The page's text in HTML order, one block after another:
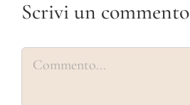
Scrivi un commento
Commento